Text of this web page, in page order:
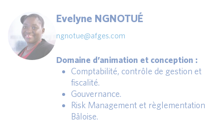
Evelyne NGNOTUÉ
ngnotue@afges.com
Domaine d’animation et conception :
Comptabilité, contrôle de gestion et
fiscalité.
Gouvernance.
Risk Management et règlementation
Bâloise.